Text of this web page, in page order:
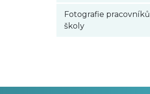
Fotografie pracovníků
školy